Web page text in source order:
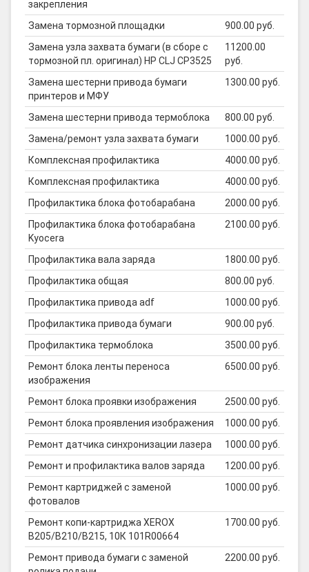
закрепления
Замена тормозной площадки
900.00 руб.
Замена узла захвата бумаги (в сборе с
тормозной пл. оригинал) HP CLJ CP3525
11200.00
руб.
Замена шестерни привода бумаги
принтеров и МФУ
1300.00 руб.
Замена шестерни привода термоблока
800.00 руб.
Замена/ремонт узла захвата бумаги
1000.00 руб.
Комплексная профилактика
4000.00 руб.
Комплексная профилактика
4000.00 руб.
Профилактика блока фотобарабана
2000.00 руб.
Профилактика блока фотобарабана
Kyocera
2100.00 руб.
Профилактика вала заряда
1800.00 руб.
Профилактика общая
800.00 руб.
Профилактика привода adf
1000.00 руб.
Профилактика привода бумаги
900.00 руб.
Профилактика термоблока
3500.00 руб.
Ремонт блока ленты переноса
изображения
6500.00 руб.
Ремонт блока проявки изображения
2500.00 руб.
Ремонт блока проявления изображения
1000.00 руб.
Ремонт датчика синхронизации лазера
1000.00 руб.
Ремонт и профилактика валов заряда
1200.00 руб.
Ремонт картриджей с заменой
фотовалов
1000.00 руб.
Ремонт копи-картриджа XEROX
B205/B210/B215, 10К 101R00664
1700.00 руб.
Ремонт привода бумаги с заменой
2200.00 руб.